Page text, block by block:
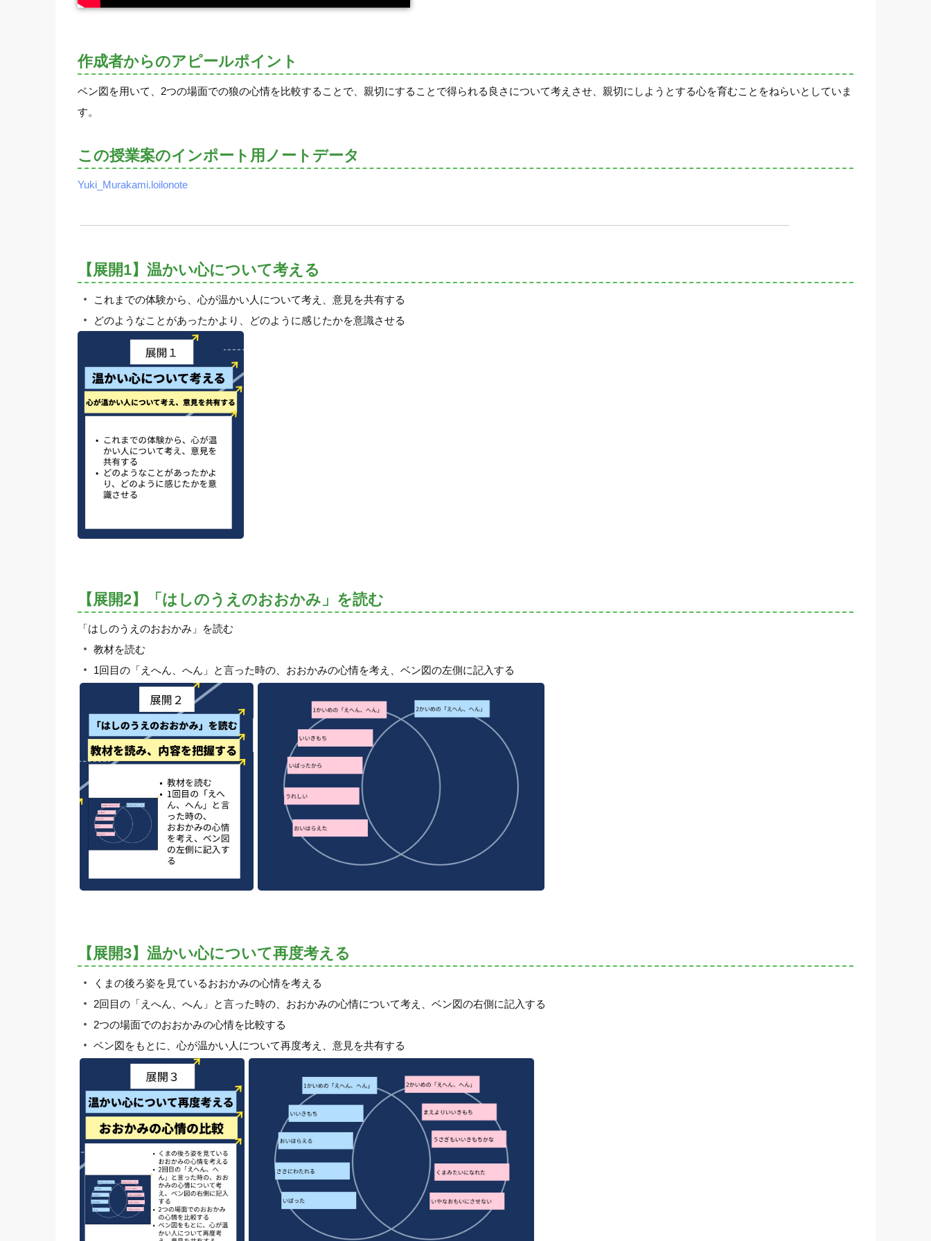
作成者からのアピールポイント
ベン図を用いて、2つの場面での狼の心情を比較することで、親切にすることで得られる良さについて考えさせ、親切にしようとする心を育むことをねらいとしていま
す。
この授業案のインポート用ノートデータ
Yuki_Murakami.loilonote
【展開1】温かい心について考える
これまでの体験から、心が温かい人について考え、意見を共有する
どのようなことがあったかより、どのように感じたかを意識させる
【展開2】「はしのうえのおおかみ」を読む
「はしのうえのおおかみ」を読む
教材を読む
1回目の「えへん、へん」と言った時の、おおかみの心情を考え、ベン図の左側に記入する
【展開3】温かい心について再度考える
くまの後ろ姿を見ているおおかみの心情を考える
2回目の「えへん、へん」と言った時の、おおかみの心情について考え、ベン図の右側に記入する
2つの場面でのおおかみの心情を比較する
ベン図をもとに、心が温かい人について再度考え、意見を共有する